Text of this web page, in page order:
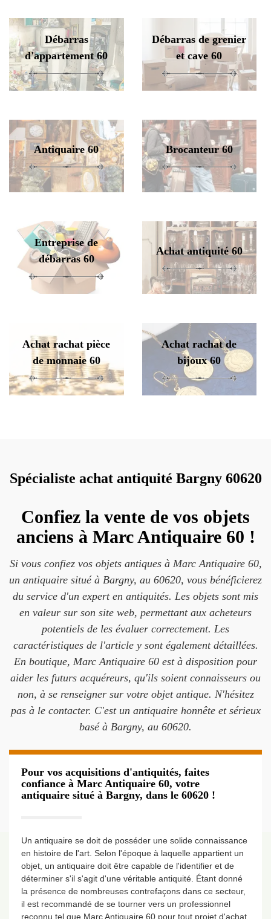
Débarras
d'appartement 60
Débarras de grenier
et cave 60
Antiquaire 60 Brocanteur 60
Entreprise de
débarras 60
Achat antiquité 60
Achat rachat pièce
de monnaie 60
Achat rachat de
bijoux 60
Spécialiste achat antiquité Bargny 60620
Confiez la vente de vos objets
anciens à Marc Antiquaire 60 !
Si vous confiez vos objets antiques à Marc Antiquaire 60,
un antiquaire situé à Bargny, au 60620, vous bénéficierez
du service d'un expert en antiquités. Les objets sont mis
en valeur sur son site web, permettant aux acheteurs
potentiels de les évaluer correctement. Les
caractéristiques de l'article y sont également détaillées.
En boutique, Marc Antiquaire 60 est à disposition pour
aider les futurs acquéreurs, qu'ils soient connaisseurs ou
non, à se renseigner sur votre objet antique. N'hésitez
pas à le contacter. C'est un antiquaire honnête et sérieux
basé à Bargny, au 60620.
Pour vos acquisitions d'antiquités, faites
confiance à Marc Antiquaire 60, votre
antiquaire situé à Bargny, dans le 60620 !
Un antiquaire se doit de posséder une solide connaissance
en histoire de l'art. Selon l'époque à laquelle appartient un
objet, un antiquaire doit être capable de l'identifier et de
déterminer s'il s'agit d'une véritable antiquité. Étant donné
la présence de nombreuses contrefaçons dans ce secteur,
il est recommandé de se tourner vers un professionnel
reconnu tel que Marc Antiquaire 60 pour tout projet d'achat